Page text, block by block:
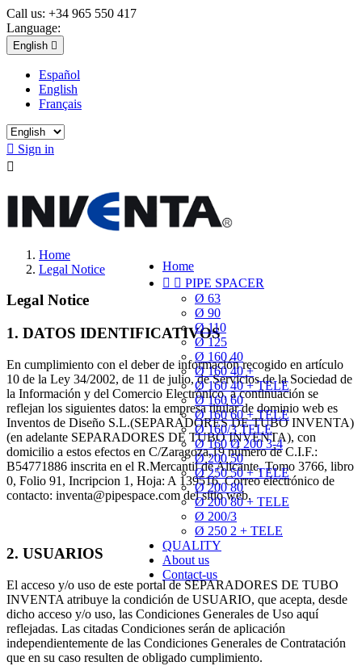
Call us: +34 965 550 417
Language:
English 
Español
English
Français
 Sign in

Home
  PIPE SPACER
Ø 63
Ø 90
Ø 110
Ø 125
Ø 160 40
Ø 160 40 +
Ø 160 40 + TELE
Ø 160 60
Ø 160 60 + TELE
Ø 160/3 TELE
Ø 160 Ø 200 3-4
Ø 200 50
Ø 250 50 + TELE
Ø 200 80
Ø 200 80 + TELE
Ø 200/3
Ø 250 2 + TELE
QUALITY
About us
Contact-us
Home
Legal Notice
Legal Notice
1. DATOS IDENTIFICATIVOS
En cumplimiento con el deber de información recogido en artículo
10 de la Ley 34/2002, de 11 de julio, de Servicios de la Sociedad de
la Información y del Comercio Electrónico, a continuación se
reflejan los siguientes datos: la empresa titular de dominio web es
Inventos de Diseño S.L.(SEPARADORES DE TUBO INVENTA)
(en adelante SEPARADORES DE TUBO INVENTA), con
domicilio a estos efectos en C/Zaragoza,19 número de C.I.F.:
B54771886 inscrita en el R.Mercantil de Alicante, Tomo 3766, libro
0, Folio 91, Incripcion 1, Hoja: A 139516. Correo electrónico de
contacto: inventa@pipespace.com del sitio web.
2. USUARIOS
El acceso y/o uso de este portal de SEPARADORES DE TUBO
INVENTA atribuye la condición de USUARIO, que acepta, desde
dicho acceso y/o uso, las Condiciones Generales de Uso aquí
reflejadas. Las citadas Condiciones serán de aplicación
independientemente de las Condiciones Generales de Contratación
que en su caso resulten de obligado cumplimiento.